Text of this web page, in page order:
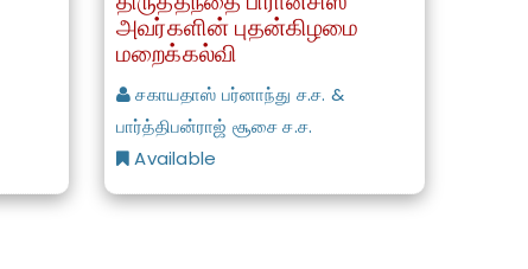
அவர்களின் புதன்கிழமை
மறைக்கல்வி
சகாயதாஸ் பர்னாந்து ச.ச. &
பார்த்திபன்ராஜ் சூசை ச.ச.
Available